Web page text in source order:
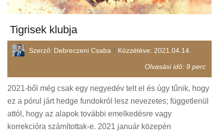
Tigrisek klubja
Szerző: Debreczeni Csaba Közzétéve: 2021.04.14.
Olvasási idő: 9 perc
2021-ből még csak egy negyedév telt el és úgy tűnik, hogy
ez a pórul járt hedge fundokról lesz nevezetes; függetlenül
attól, hogy az alapok további emelkedésre vagy
korrekcióra számítottak-e. 2021 január közepén